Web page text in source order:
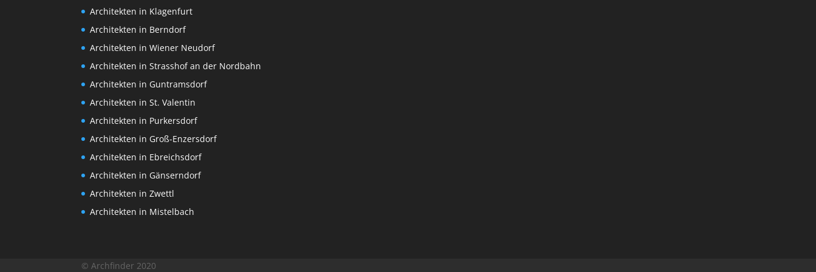
Architekten in Klagenfurt
Architekten in Berndorf
Architekten in Wiener Neudorf
Architekten in Strasshof an der Nordbahn
Architekten in Guntramsdorf
Architekten in St. Valentin
Architekten in Purkersdorf
Architekten in Groß-Enzersdorf
Architekten in Ebreichsdorf
Architekten in Gänserndorf
Architekten in Zwettl
Architekten in Mistelbach
© Archfinder 2020